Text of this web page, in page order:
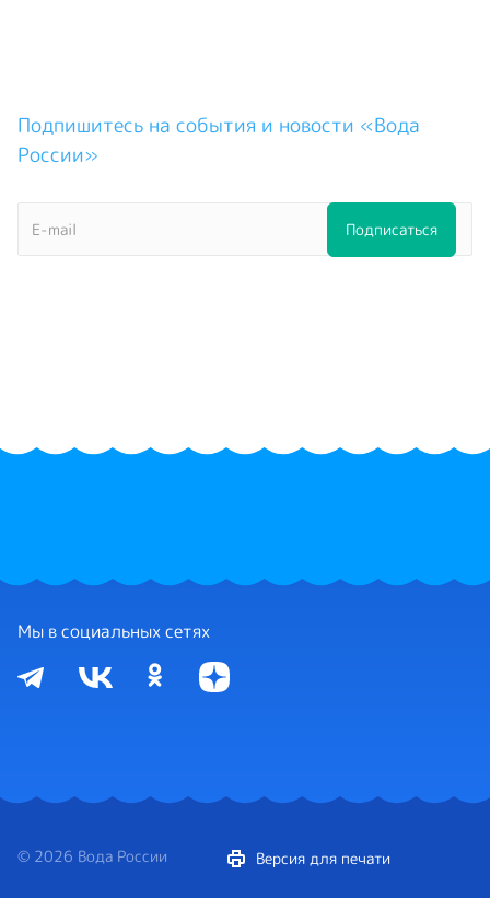
Подпишитесь на события и новости «Вода
России»
Мы в социальных сетях
© 2026 Вода России Версия для печати